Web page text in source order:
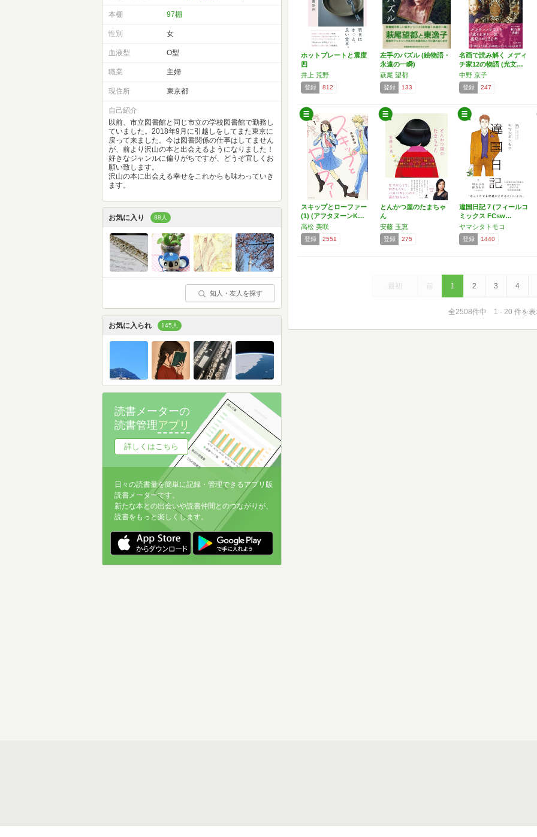
ホットプレートと震度
四
井上 荒野
登録 812
左手のパズル (絵物語・
永遠の一瞬)
萩尾 望都
登録 133
名画で読み解く メディ
チ家12の物語 (光文…
中野 京子
登録 247
スキップとローファー
(1) (アフタヌーンK…
高松 美咲
登録 2551
とんかつ屋のたまちゃ
ん
安藤 玉恵
登録 275
違国日記 7 (フィールコ
ミックス FCsw…
ヤマシタトモコ
登録 1440
最初 前 1 2 3 4
全2508件中 1 - 20 件を表
本棚 97棚
性別 女
血液型 O型
職業 主婦
現住所 東京都
自己紹介
以前、市立図書館と同じ市立の学校図書館で勤務し
ていました。2018年9月に引越しをしてまた東京に
戻って来ました。今は図書関係の仕事はしてません
が、前より沢山の本と出会えるようになりました！
好きなジャンルに偏りがちですが、どうぞ宜しくお
願い致します。
沢山の本に出会える幸せをこれからも味わっていき
ます。
お気に入り 88人
知人・友人を探す
お気に入られ 145人
読書メーターの
読書管理アプリ
詳しくはこちら
日々の読書量を簡単に記録・管理できるアプリ版
読書メーターです。
新たな本との出会いや読書仲間とのつながりが、
読書をもっと楽しくします。